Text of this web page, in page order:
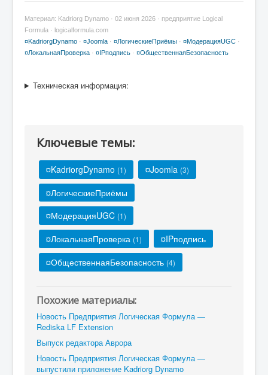
Материал: Kadriorg Dynamo · 02 июня 2026 · предприятие Logical
Formula · logicalformula.com
¤KadriorgDynamo · ¤Joomla · ¤ЛогическиеПриёмы · ¤МодерацияUGC ·
¤ЛокальнаяПроверка · ¤IPподпись · ¤ОбщественнаяБезопасность
Техническая информация:
Ключевые темы:
¤KadriorgDynamo (1) ¤Joomla (3)
¤ЛогическиеПриёмы
¤МодерацияUGC (1)
¤ЛокальнаяПроверка (1)
¤IPподпись
¤ОбщественнаяБезопасность (4)
Похожие материалы:
Новость Предприятия Логическая Формула —
Rediska LF Extension
Выпуск редактора Аврора
Новость Предприятия Логическая Формула —
выпустили приложение Kadriorg Dynamo